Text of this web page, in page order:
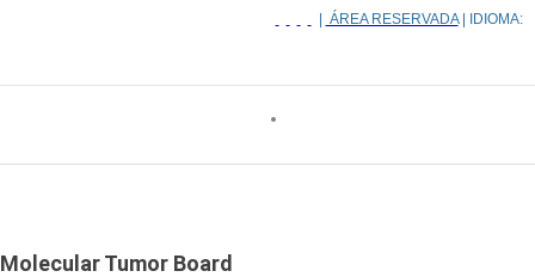
ÁREA RESERVADA| IDIOMA:
Molecular Tumor Board